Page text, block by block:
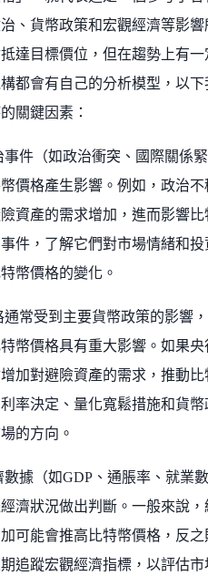
、貨幣政策和宏觀經濟等影響
達目標價位，但在趨勢上有一
都會有自己的分析模型，以下
關鍵因素：
事件（如政治衝突、國際關係緊
價格產生影響。例如，政治不
資產的需求增加，進而影響比
件，了解它們對市場情緒和投
幣價格的變化。
通常受到主要貨幣政策的影響
幣價格具有重大影響。如果央
加對避險資產的需求，推動比
率決定、量化寬鬆措施和貨幣
的方向。
數據（如GDP、通脹率、就業
濟狀況做出判斷。一般來說，
可能會推高比特幣價格，反之
追蹤宏觀經濟指標，以評估市